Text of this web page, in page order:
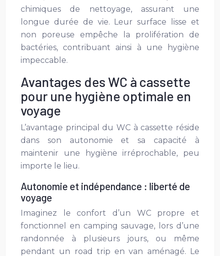
chimiques de nettoyage, assurant une
longue durée de vie. Leur surface lisse et
non poreuse empêche la prolifération de
bactéries, contribuant ainsi à une hygiène
impeccable.
Avantages des WC à cassette
pour une hygiène optimale en
voyage
L’avantage principal du WC à cassette réside
dans son autonomie et sa capacité à
maintenir une hygiène irréprochable, peu
importe le lieu.
Autonomie et indépendance : liberté de
voyage
Imaginez le confort d’un WC propre et
fonctionnel en camping sauvage, lors d’une
randonnée à plusieurs jours, ou même
pendant un road trip en van aménagé. Le